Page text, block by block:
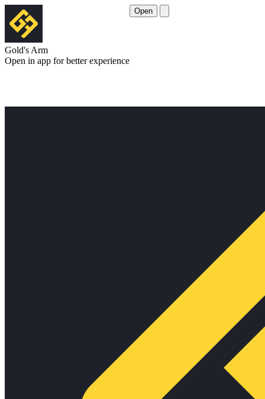
Gold's Arm
Open in app for better experience
Open